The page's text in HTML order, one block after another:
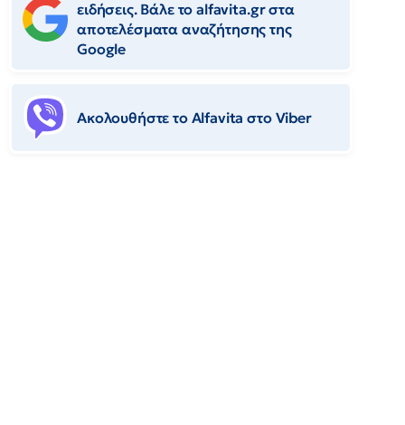
ειδήσεις. Βάλε το alfavita.gr στα
αποτελέσματα αναζήτησης της
Google
Ακολουθήστε το Αlfavita στο Viber